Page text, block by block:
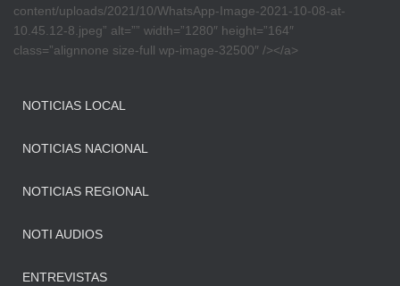
content/uploads/2021/10/WhatsApp-Image-2021-10-08-at-
10.45.12-8.jpeg” alt=”” width=”1280″ height=”164″
class=”alignnone size-full wp-image-32500″ /></a>
NOTICIAS LOCAL
NOTICIAS NACIONAL
NOTICIAS REGIONAL
NOTI AUDIOS
ENTREVISTAS